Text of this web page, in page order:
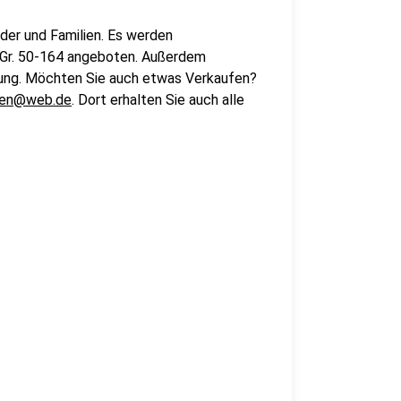
und Familien. Es werden
50-164 angeboten. Außerdem
Möchten Sie auch etwas Verkaufen?
. Dort erhalten Sie auch alle